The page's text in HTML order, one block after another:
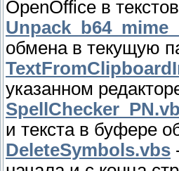
OpenOffice в
обмена в текущую
указанном
и текста в буфере
DeleteSymbols.vbs